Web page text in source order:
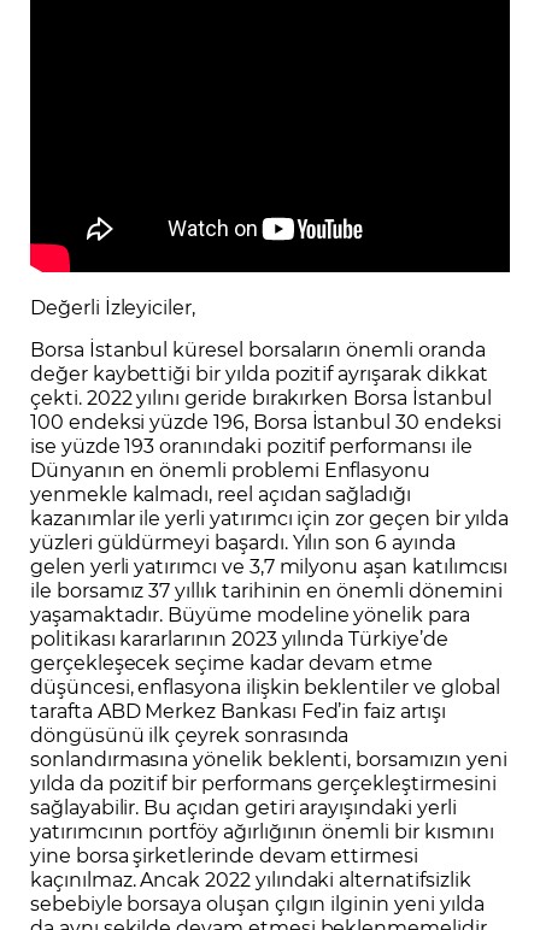
Değerli İzleyiciler,
Borsa İstanbul küresel borsaların önemli oranda
değer kaybettiği bir yılda pozitif ayrışarak dikkat
çekti. 2022 yılını geride bırakırken Borsa İstanbul
100 endeksi yüzde 196, Borsa İstanbul 30 endeksi
ise yüzde 193 oranındaki pozitif performansı ile
Dünyanın en önemli problemi Enflasyonu
yenmekle kalmadı, reel açıdan sağladığı
kazanımlar ile yerli yatırımcı için zor geçen bir yılda
yüzleri güldürmeyi başardı. Yılın son 6 ayında
gelen yerli yatırımcı ve 3,7 milyonu aşan katılımcısı
ile borsamız 37 yıllık tarihinin en önemli dönemini
yaşamaktadır. Büyüme modeline yönelik para
politikası kararlarının 2023 yılında Türkiye’de
gerçekleşecek seçime kadar devam etme
düşüncesi, enflasyona ilişkin beklentiler ve global
tarafta ABD Merkez Bankası Fed’in faiz artışı
döngüsünü ilk çeyrek sonrasında
sonlandırmasına yönelik beklenti, borsamızın yeni
yılda da pozitif bir performans gerçekleştirmesini
sağlayabilir. Bu açıdan getiri arayışındaki yerli
yatırımcının portföy ağırlığının önemli bir kısmını
yine borsa şirketlerinde devam ettirmesi
kaçınılmaz. Ancak 2022 yılındaki alternatifsizlik
sebebiyle borsaya oluşan çılgın ilginin yeni yılda